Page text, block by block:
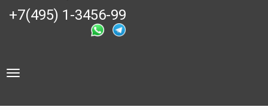
+7(495) 1-3456-99
Toggle